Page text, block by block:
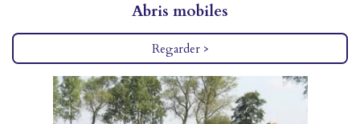
Abris mobiles
Regarder >